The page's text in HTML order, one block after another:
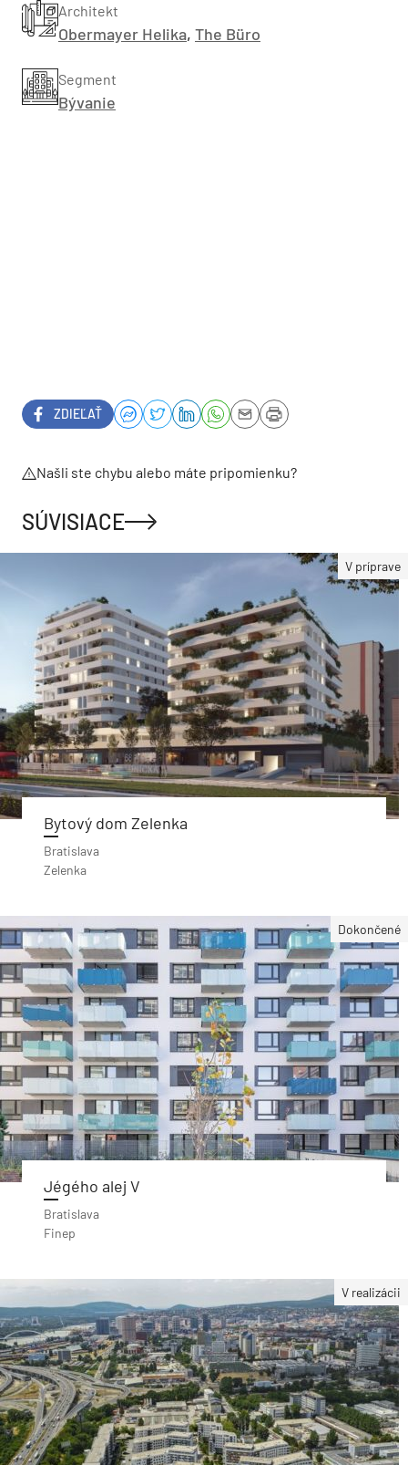
Architekt
Obermayer Helika, The Büro
Segment
Bývanie
ZDIEĽAŤ
Našli ste chybu alebo máte pripomienku?
SÚVISIACE
V príprave
Bytový dom Zelenka
Bratislava
Zelenka
Dokončené
Jégého alej V
Bratislava
Finep
V realizácii